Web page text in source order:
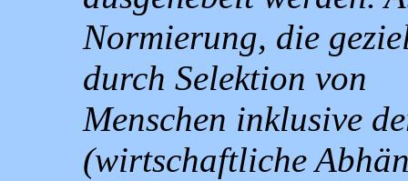
Normierung, die
durch Selektion von
Menschen inklusive
(wirtschaftliche